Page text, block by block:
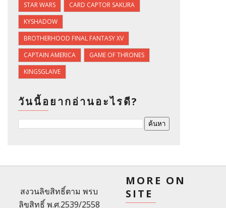
STAR WARS
CARD CAPTOR SAKURA
KYSHADOW
BROTHERHOOD FINAL FANTASY XV
CAPTAIN AMERICA
GAME OF THRONES
KINGSGLAIVE
วันนี้อยากอ่านอะไรดี?
สงวนลิขสิทธิ์ตาม พรบ
ลิขสิทธิ์ พ.ศ.2539/2558
MORE ON
SITE